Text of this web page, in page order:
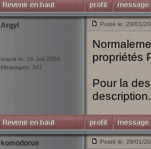
Argyl
Inscrit le: 26 Juil 2006
Messages: 347
Posté le: 29/01/
propriétés
Pour la
komodorus Posté le: 29/01/